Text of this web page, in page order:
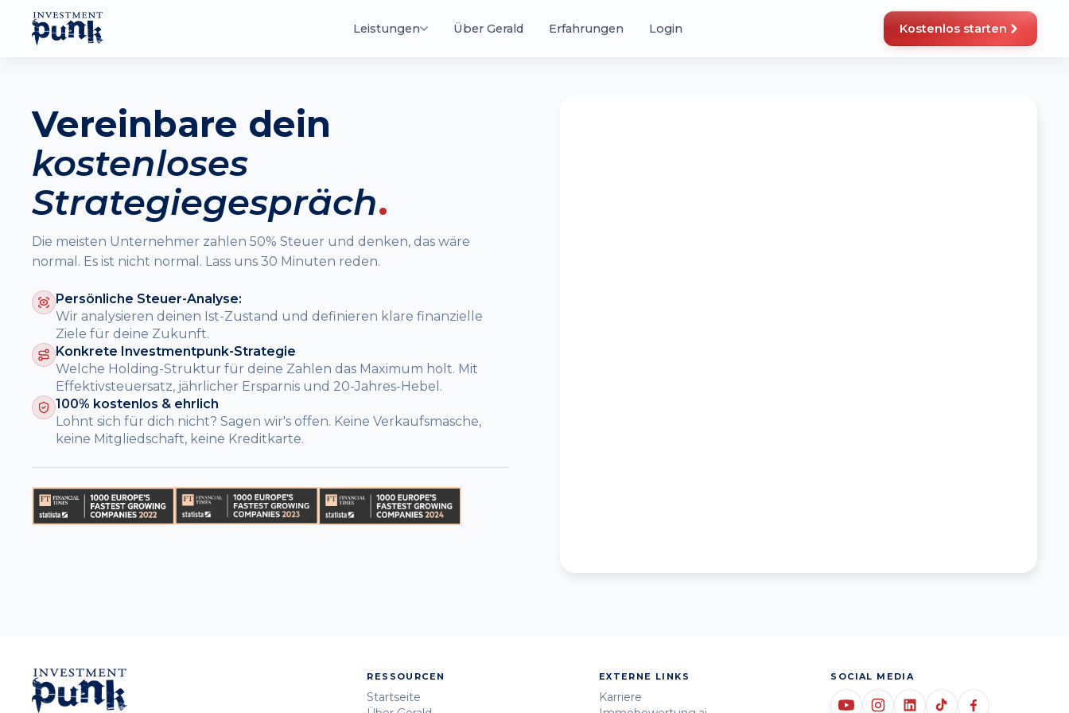
Leistungen
Vermögen aufbauen mit Betongold
Steuern
Legal Steuern sparen, mehr behalten
Kostenlose Inhalte
Videos, Podcasts, Guides & Kurse Wissen, das sich auszahlt
4,8 /5
TRUSTPILOT RATING
42.000+
Über Gerald Erfahrungen Login Kostenlos starten
Vereinbare dein
kostenloses
Strategiegespräch.
Die meisten Unternehmer zahlen 50% Steuer und denken, das wäre
normal. Es ist nicht normal. Lass uns 30 Minuten reden.
Persönliche Steuer-Analyse:
Wir analysieren deinen Ist-Zustand und definieren klare finanzielle
Ziele für deine Zukunft.
Konkrete Investmentpunk-Strategie
Welche Holding-Struktur für deine Zahlen das Maximum holt. Mit
Effektivsteuersatz, jährlicher Ersparnis und 20-Jahres-Hebel.
100% kostenlos & ehrlich
Lohnt sich für dich nicht? Sagen wir's offen. Keine Verkaufsmasche,
keine Mitgliedschaft, keine Kreditkarte.
RESSOURCEN
Startseite
EXTERNE LINKS
Karriere
SOCIAL MEDIA